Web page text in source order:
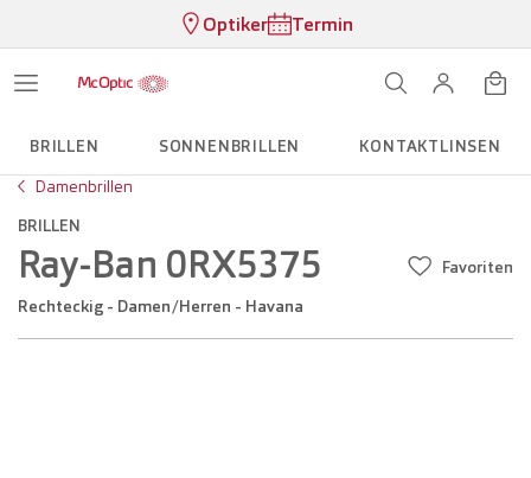
Optiker Termin
BRILLEN SONNENBRILLEN
KONTAKTLINSEN
Damenbrillen
BRILLEN
Ray-Ban 0RX5375
Rechteckig - Damen/Herren - Havana
Favoriten